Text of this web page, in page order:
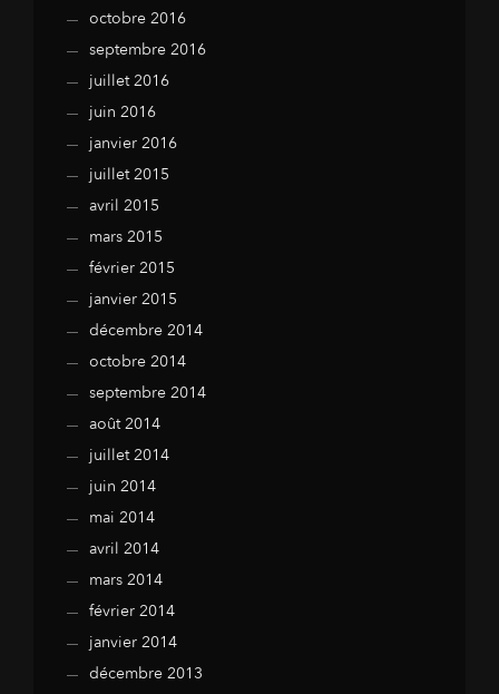
octobre 2016
septembre 2016
juillet 2016
juin 2016
janvier 2016
juillet 2015
avril 2015
mars 2015
février 2015
janvier 2015
décembre 2014
octobre 2014
septembre 2014
août 2014
juillet 2014
juin 2014
mai 2014
avril 2014
mars 2014
février 2014
janvier 2014
décembre 2013